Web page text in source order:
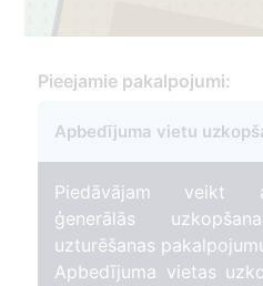
Pieejamie pakalpojumi:
Apbedījuma vietu
Piedāvājam veikt
ģenerālās
uzturēšanas
Apbedījuma vietas